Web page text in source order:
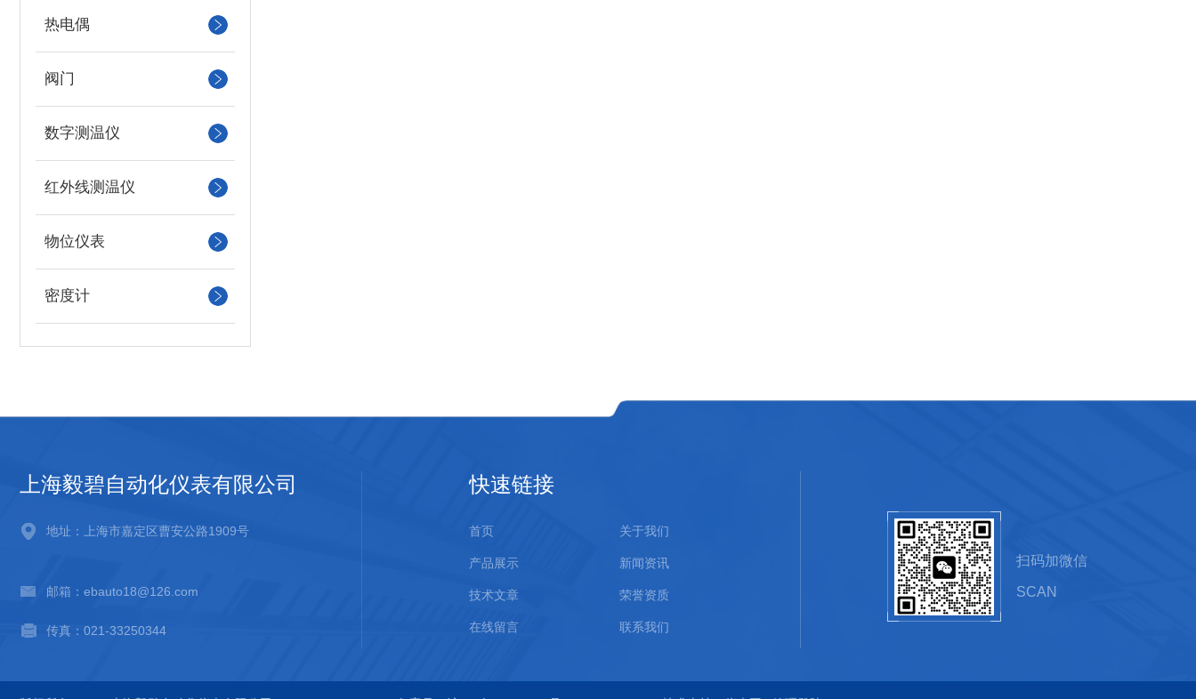
热电偶
阀门
数字测温仪
红外线测温仪
物位仪表
密度计
上海毅碧自动化仪表有限公司
地址：上海市嘉定区曹安公路1909号
邮箱：ebauto18@126.com
传真：021-33250344
快速链接
首页 关于我们
产品展示 新闻资讯
技术文章 荣誉资质
在线留言 联系我们
扫码加微信
SCAN